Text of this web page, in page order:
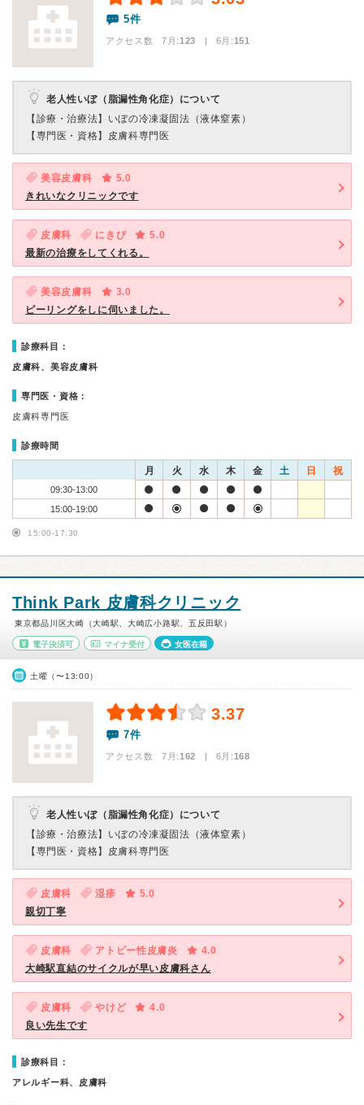
5件
アクセス数 7月:123 | 6月:151
老人性いぼ（脂漏性角化症）について
【診療・治療法】 いぼの冷凍凝固法（液体窒素）
【専門医・資格】 皮膚科専門医
美容皮膚科
5.0
きれいなクリニックです
皮膚科 にきび
5.0
最新の治療をしてくれる。
美容皮膚科
3.0
ピーリングをしに伺いました。
診療科目：
皮膚科、美容皮膚科
専門医・資格：
皮膚科専門医
診療時間
月 火 水 木 金 土 日 祝
09:30-13:00
15:00-19:00
15:00-17:30
Think Park 皮膚科クリニック
東京都品川区大崎（大崎駅、大崎広小路駅、五反田駅）
電子決済可 マイナ受付 女医在籍
土曜（〜13:00）
3.37
7件
アクセス数 7月:162 | 6月:168
老人性いぼ（脂漏性角化症）について
【診療・治療法】 いぼの冷凍凝固法（液体窒素）
【専門医・資格】 皮膚科専門医
皮膚科 湿疹
5.0
親切丁寧
皮膚科 アトピー性皮膚炎
4.0
大崎駅直結のサイクルが早い皮膚科さん
皮膚科 やけど
4.0
良い先生です
診療科目：
アレルギー科、皮膚科